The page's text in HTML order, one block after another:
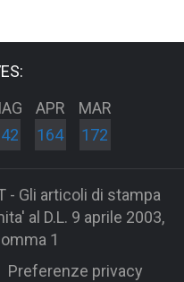
APR
164
MAR
172
- Gli articoli di stampa
al D.L. 9 aprile 2003,
1
Preferenze privacy